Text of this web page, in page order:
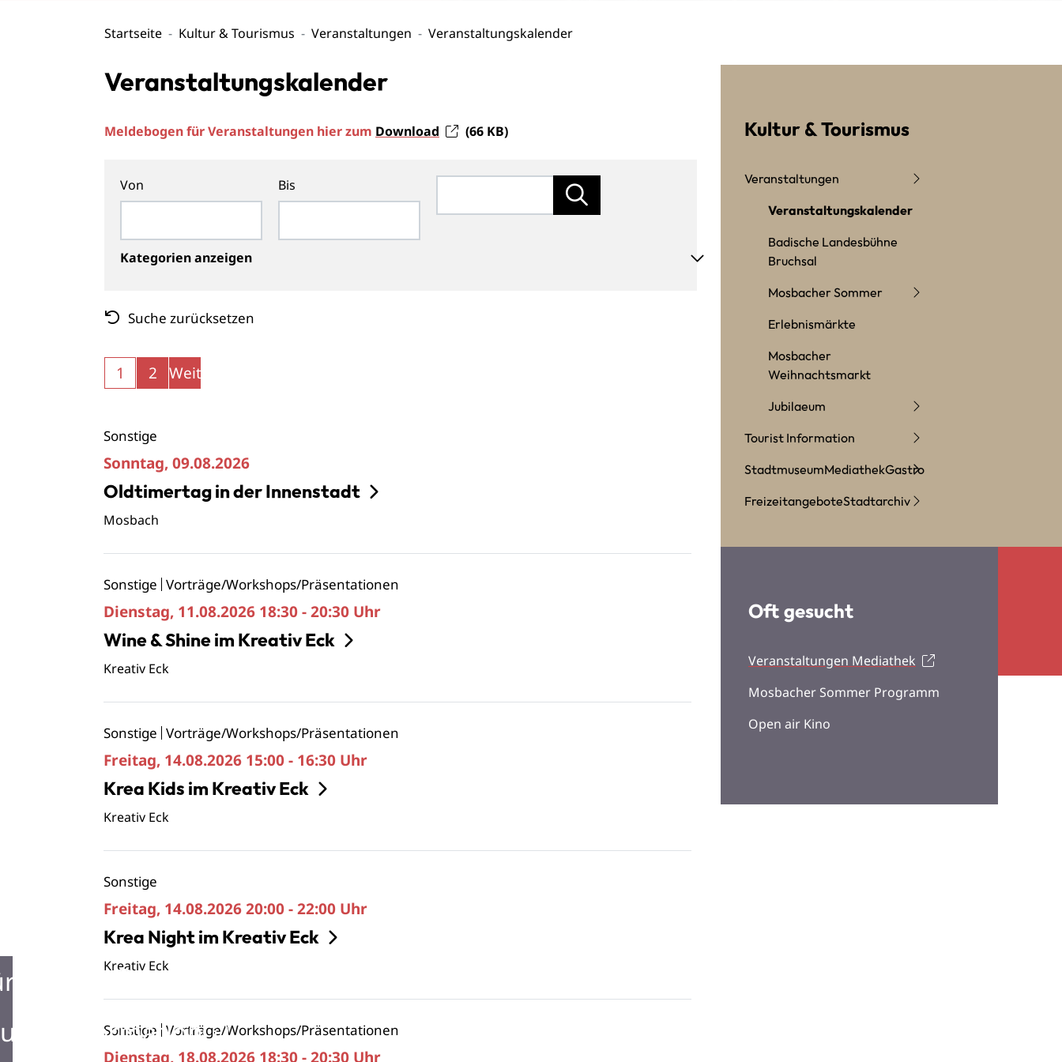
Startseite Kultur & Tourismus Veranstaltungen Veranstaltungskalender
Information
Veranstaltungskalender
Meldebogen für Veranstaltungen hier zum Download (66 KB)
Von Bis
Kategorien anzeigen
Suche zurücksetzen
1 2 Weiter
Sonstige
Sonntag, 09.08.2026
Oldtimertag in der Innenstadt
Mosbach
Sonstige Vorträge/Workshops/Präsentationen
Dienstag, 11.08.2026 18:30 - 20:30 Uhr
Wine & Shine im Kreativ Eck
Kreativ Eck
Sonstige Vorträge/Workshops/Präsentationen
Freitag, 14.08.2026 15:00 - 16:30 Uhr
Krea Kids im Kreativ Eck
Kreativ Eck
Sonstige
Freitag, 14.08.202620:00 - 22:00 Uhr
Krea Night im Kreativ Eck
Kreativ Eck
Sonstige Vorträge/Workshops/Präsentationen
Dienstag, 18.08.2026 18:30 - 20:30 Uhr
Kultur & Tourismus
Veranstaltungen
Veranstaltungskalender
Badische Landesbühne
Bruchsal
Mosbacher Sommer
Erlebnismärkte
Mosbacher
Weihnachtsmarkt
Jubilaeum
Tourist Information
StadtmuseumMediathekGastro
FreizeitangeboteStadtarchiv
Oft gesucht
Veranstaltungen Mediathek
Mosbacher Sommer Programm
Open air Kino